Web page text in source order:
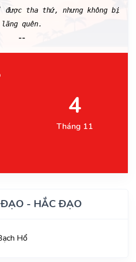
tha thứ, nhưng không bị
lãng quên.
--
4
Tháng 11
- HẮC ĐẠO
Hổ